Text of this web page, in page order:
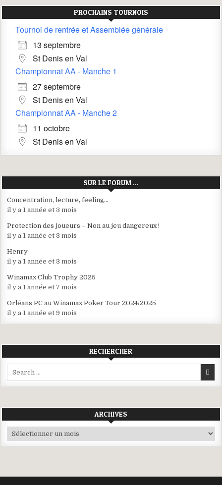
PROCHAINS TOURNOIS
Tournoi de rentrée et Assemblée générale
13 septembre
St Denis en Val
Championnat AA - Manche 1
27 septembre
St Denis en Val
Championnat AA - Manche 2
11 octobre
St Denis en Val
SUR LE FORUM …
Concentration, lecture, feeling…
il y a 1 année et 3 mois
Protection des joueurs – Non au jeu dangereux !
il y a 1 année et 3 mois
Henry
il y a 1 année et 3 mois
Winamax Club Trophy 2025
il y a 1 année et 7 mois
Orléans PC au Winamax Poker Tour 2024/2025
il y a 1 année et 9 mois
RECHERCHER
ARCHIVES
Archives